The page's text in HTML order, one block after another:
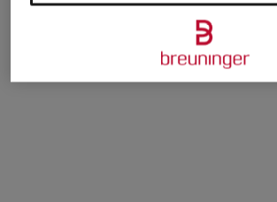
CHF 129